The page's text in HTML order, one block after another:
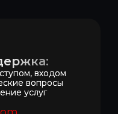
входом
вопросы
услуг
данных